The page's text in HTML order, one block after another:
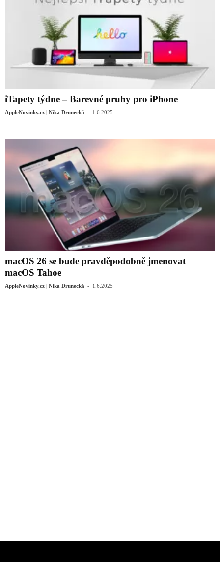
iTapety týdne – Barevné pruhy pro iPhone
AppleNovinky.cz | Nika Drunecká - 1.6.2025
macOS 26 se bude pravděpodobně jmenovat
macOS Tahoe
AppleNovinky.cz | Nika Drunecká - 1.6.2025